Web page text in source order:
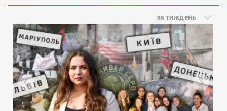
за тиждень